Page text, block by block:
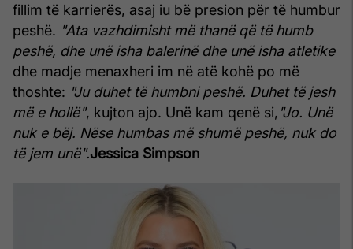
fillim të karrierës, asaj iu bë presion për të humbur
peshë. "Ata vazhdimisht më thanë që të humb
peshë, dhe unë isha balerinë dhe unë isha atletike
dhe madje menaxheri im në atë kohë po më
thoshte: "Ju duhet të humbni peshë. Duhet të jesh
më e hollë", kujton ajo. Unë kam qenë si, "Jo. Unë
nuk e bëj. Nëse humbas më shumë peshë, nuk do
të jem unë".Jessica Simpson